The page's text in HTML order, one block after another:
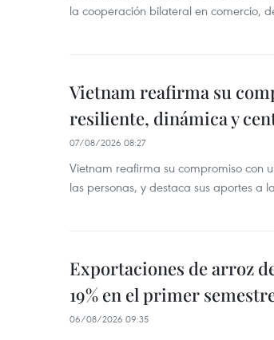
la cooperación bilateral en comercio,
Vietnam reafirma su
resiliente, dinámica y
07/08/2026 08:27
Vietnam reafirma su compromiso con
las personas, y destaca sus aportes a
Exportaciones de arroz
19% en el primer
06/08/2026 09:35